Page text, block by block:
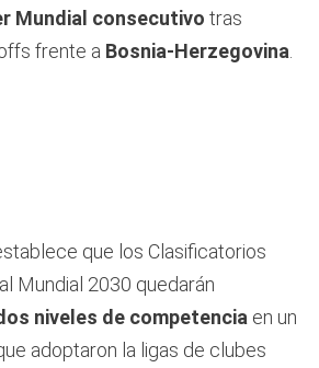
Mundial consecutivo tras
frente a Bosnia-Herzegovina.
que los Clasificatorios
Mundial 2030 quedarán
niveles de competencia en un
adoptaron la ligas de clubes